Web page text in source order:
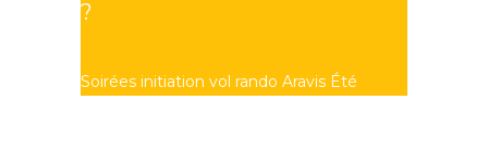
?
Soirées initiation vol rando Aravis Été